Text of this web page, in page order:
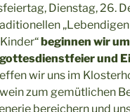
Dienstag, 26.
beginnen wir
und
wir uns im
zum gemütlichen
bereichern und